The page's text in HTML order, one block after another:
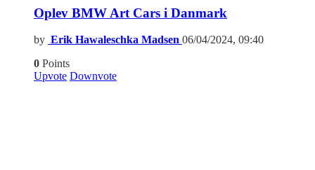
Oplev BMW Art Cars i Danmark
by Erik Hawaleschka Madsen 06/04/2024, 09:40
0 Points
Upvote Downvote